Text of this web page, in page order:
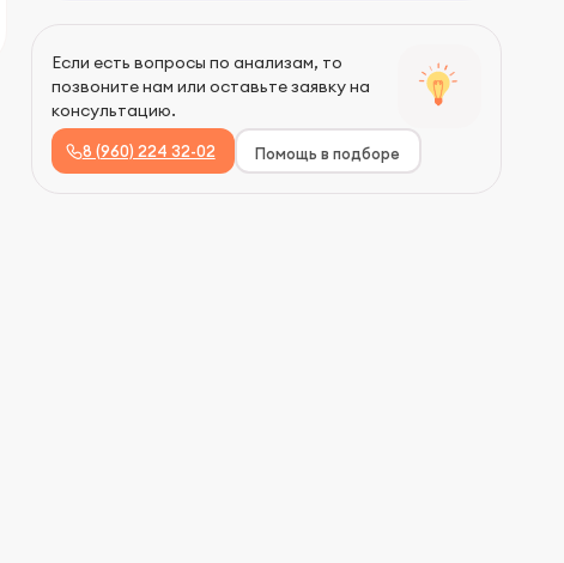
Если есть вопросы по анализам, то
позвоните нам или оставьте заявку на
консультацию.
8 (960) 224 32-02 Помощь в подборе